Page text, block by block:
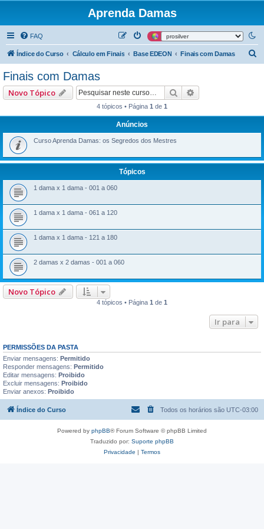
Aprenda Damas
FAQ
Índice do Curso Cálculo em Finais Base EDEON Finais com Damas
r
Finais com Damas
Novo Tópico Pesquisar
4 tópicos • Página 1 de 1
Anúncios
Curso Aprenda Damas: os Segredos dos Mestres
Tópicos
1 dama x 1 dama - 001 a 060
1 dama x 1 dama - 061 a 120
1 dama x 1 dama - 121 a 180
2 damas x 2 damas - 001 a 060
Novo Tópico
4 tópicos • Página 1 de 1
Ir para
PERMISSÕES DA PASTA
Enviar mensagens: Permitido
Responder mensagens: Permitido
Editar mensagens: Proibido
Excluir mensagens: Proibido
Enviar anexos: Proibido
Índice do Curso Todos os horários são UTC-03:00
Powered by phpBB® Forum Software © phpBB Limited
Traduzido por: Suporte phpBB
Privacidade | Termos